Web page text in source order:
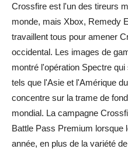
Crossfire est l'un des tireurs
monde, mais Xbox, Remedy
travaillent tous pour amener
occidental. Les images de
montré l'opération Spectre
tels que l'Asie et l'Amérique
concentre sur la trame de
mondial. La campagne
Battle Pass Premium lorsque
année, en plus de la variété